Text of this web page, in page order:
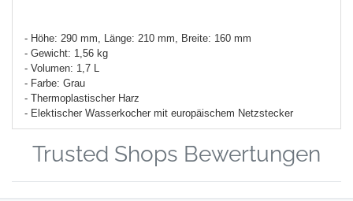
- Höhe: 290 mm, Länge: 210 mm, Breite: 160 mm
- Gewicht: 1,56 kg
- Volumen: 1,7 L
- Farbe: Grau
- Thermoplastischer Harz
- Elektischer Wasserkocher mit europäischem Netzstecker
Trusted Shops Bewertungen